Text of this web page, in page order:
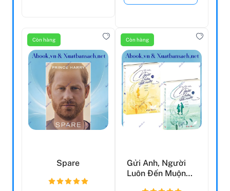
Còn hàng
Spare
Còn hàng
Gửi Anh, Người
Luôn Đến Muộn